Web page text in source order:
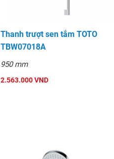
Thanh trượt sen tắm TOTO
TBW07018A
950 mm
2.563.000 VND